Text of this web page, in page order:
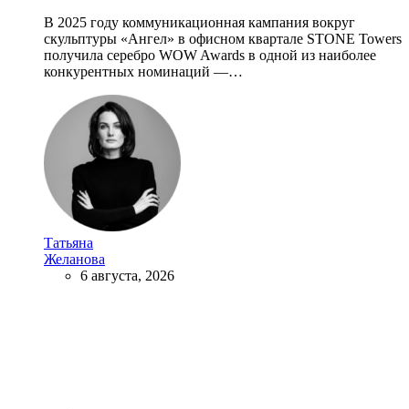
В 2025 году коммуникационная кампания вокруг
скульптуры «Ангел» в офисном квартале STONE Towers
получила серебро WOW Awards в одной из наиболее
конкурентных номинаций —…
Татьяна
Желанова
6 августа, 2026